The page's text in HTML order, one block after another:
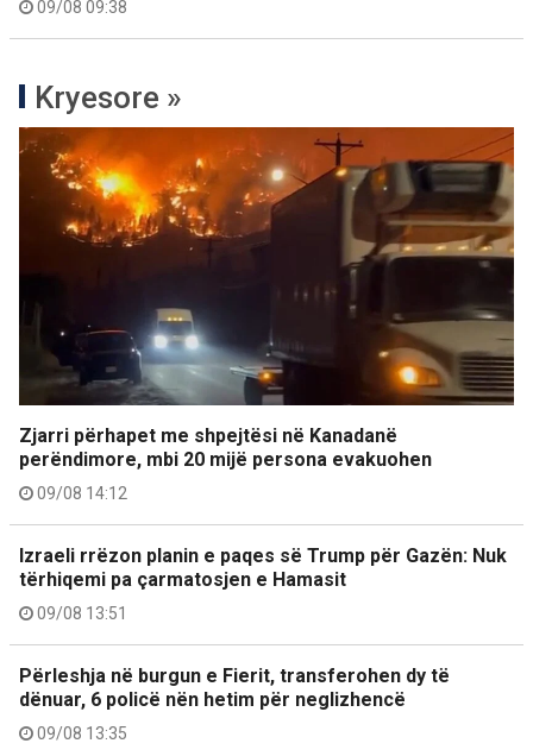
09/08 09:38
Kryesore »
Zjarri përhapet me shpejtësi në Kanadanë
perëndimore, mbi 20 mijë persona evakuohen
09/08 14:12
Izraeli rrëzon planin e paqes së Trump për Gazën: Nuk
tërhiqemi pa çarmatosjen e Hamasit
09/08 13:51
Përleshja në burgun e Fierit, transferohen dy të
dënuar, 6 policë nën hetim për neglizhencë
09/08 13:35